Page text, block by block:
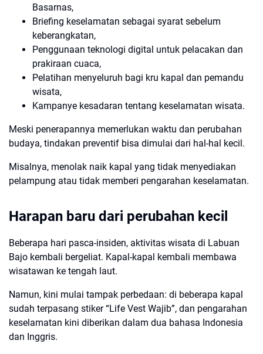
Basarnas,
Briefing keselamatan sebagai syarat sebelum
keberangkatan,
Penggunaan teknologi digital untuk pelacakan dan
prakiraan cuaca,
Pelatihan menyeluruh bagi kru kapal dan pemandu
wisata,
Kampanye kesadaran tentang keselamatan wisata.
Meski penerapannya memerlukan waktu dan perubahan
budaya, tindakan preventif bisa dimulai dari hal-hal kecil.
Misalnya, menolak naik kapal yang tidak menyediakan
pelampung atau tidak memberi pengarahan keselamatan.
Harapan baru dari perubahan kecil
Beberapa hari pasca-insiden, aktivitas wisata di Labuan
Bajo kembali bergeliat. Kapal-kapal kembali membawa
wisatawan ke tengah laut.
Namun, kini mulai tampak perbedaan: di beberapa kapal
sudah terpasang stiker “Life Vest Wajib”, dan pengarahan
keselamatan kini diberikan dalam dua bahasa Indonesia
dan Inggris.